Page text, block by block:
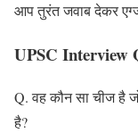
आप तुरंत जवाब देकर
UPSC Interview
Q. वह कौन सा चीज है
है?